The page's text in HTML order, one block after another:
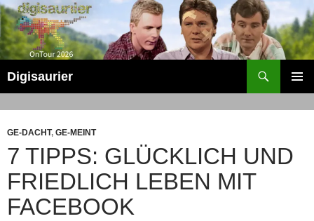
Zum
Inhalt
springen
Digisaurier
MENÜ
GE-DACHT, GE-MEINT
7 TIPPS: GLÜCKLICH UND
FRIEDLICH LEBEN MIT
FACEBOOK